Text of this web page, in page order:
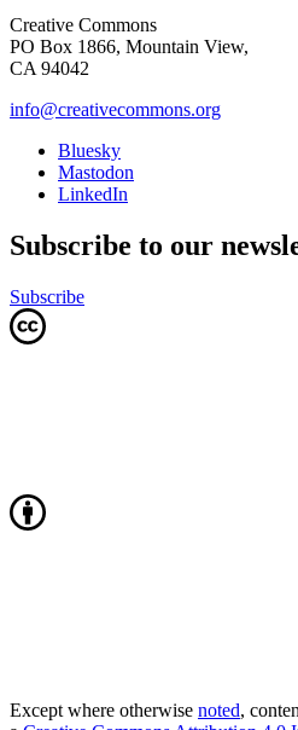
Creative Commons
PO Box 1866, Mountain View,
CA 94042
info@creativecommons.org
Bluesky
Mastodon
LinkedIn
Subscribe to our
Subscribe
Except where otherwise noted,